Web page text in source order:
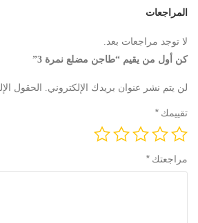
المراجعات
لا توجد مراجعات بعد.
كن أول من يقيم “طاجن مضلع نمرة 3”
لن يتم نشر عنوان بريدك الإلكتروني. الحقول
تقييمك *
مراجعتك *